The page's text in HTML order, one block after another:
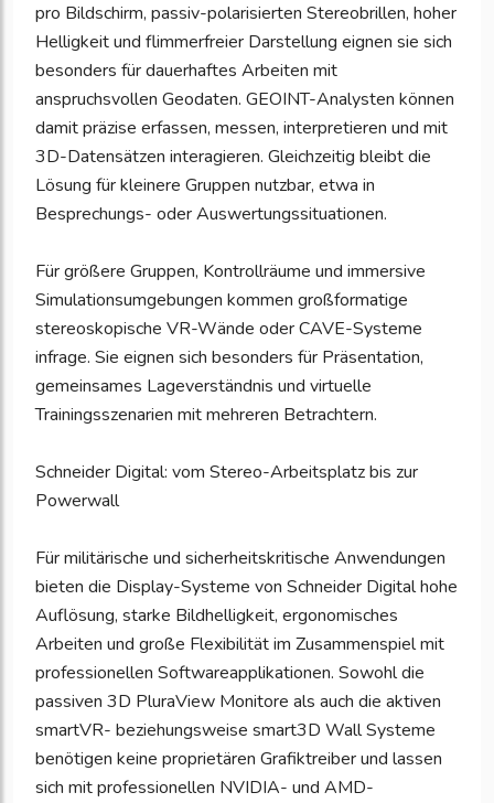
pro Bildschirm, passiv-polarisierten Stereobrillen, hoher
Helligkeit und flimmerfreier Darstellung eignen sie sich
besonders für dauerhaftes Arbeiten mit
anspruchsvollen Geodaten. GEOINT-Analysten können
damit präzise erfassen, messen, interpretieren und mit
3D-Datensätzen interagieren. Gleichzeitig bleibt die
Lösung für kleinere Gruppen nutzbar, etwa in
Besprechungs- oder Auswertungssituationen.
Für größere Gruppen, Kontrollräume und immersive
Simulationsumgebungen kommen großformatige
stereoskopische VR-Wände oder CAVE-Systeme
infrage. Sie eignen sich besonders für Präsentation,
gemeinsames Lageverständnis und virtuelle
Trainingsszenarien mit mehreren Betrachtern.
Schneider Digital: vom Stereo-Arbeitsplatz bis zur
Powerwall
Für militärische und sicherheitskritische Anwendungen
bieten die Display-Systeme von Schneider Digital hohe
Auflösung, starke Bildhelligkeit, ergonomisches
Arbeiten und große Flexibilität im Zusammenspiel mit
professionellen Softwareapplikationen. Sowohl die
passiven 3D PluraView Monitore als auch die aktiven
smartVR- beziehungsweise smart3D Wall Systeme
benötigen keine proprietären Grafiktreiber und lassen
sich mit professionellen NVIDIA- und AMD-